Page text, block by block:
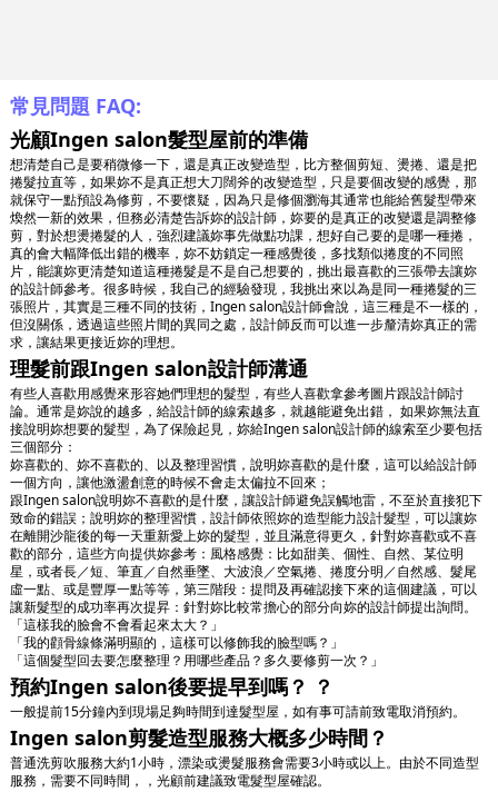
常見問題 FAQ:
光顧Ingen salon髮型屋前的準備
想清楚自己是要稍微修一下，還是真正改變造型，比方整個剪短、燙捲、還是把
捲髮拉直等，如果妳不是真正想大刀闊斧的改變造型，只是要個改變的感覺，那
就保守一點預設為修剪，不要懷疑，因為只是修個瀏海其通常也能給舊髮型帶來
煥然一新的效果，但務必清楚告訴妳的設計師，妳要的是真正的改變還是調整修
剪，對於想燙捲髮的人，強烈建議妳事先做點功課，想好自己要的是哪一種捲，
真的會大幅降低出錯的機率，妳不妨鎖定一種感覺後，多找類似捲度的不同照
片，能讓妳更清楚知道這種捲髮是不是自己想要的，挑出最喜歡的三張帶去讓妳
的設計師參考。很多時候，我自己的經驗發現，我挑出來以為是同一種捲髮的三
張照片，其實是三種不同的技術，Ingen salon設計師會說，這三種是不一樣的，
但沒關係，透過這些照片間的異同之處，設計師反而可以進一步釐清妳真正的需
求，讓結果更接近妳的理想。
理髮前跟Ingen salon設計師溝通
有些人喜歡用感覺來形容她們理想的髮型，有些人喜歡拿參考圖片跟設計師討
論。通常是妳說的越多，給設計師的線索越多，就越能避免出錯， 如果妳無法直
接說明妳想要的髮型，為了保險起見，妳給Ingen salon設計師的線索至少要包括
三個部分：
妳喜歡的、妳不喜歡的、以及整理習慣，說明妳喜歡的是什麼，這可以給設計師
一個方向，讓他激盪創意的時候不會走太偏拉不回來；
跟Ingen salon說明妳不喜歡的是什麼，讓設計師避免誤觸地雷，不至於直接犯下
致命的錯誤；說明妳的整理習慣，設計師依照妳的造型能力設計髮型，可以讓妳
在離開沙龍後的每一天重新愛上妳的髮型，並且滿意得更久，針對妳喜歡或不喜
歡的部分，這些方向提供妳參考：風格感覺：比如甜美、個性、自然、某位明
星，或者長／短、筆直／自然垂墜、大波浪／空氣捲、捲度分明／自然感、髮尾
虛一點、或是豐厚一點等等，第三階段：提問及再確認接下來的這個建議，可以
讓新髮型的成功率再次提昇：針對妳比較常擔心的部分向妳的設計師提出詢問。
「這樣我的臉會不會看起來太大？」
「我的顴骨線條滿明顯的，這樣可以修飾我的臉型嗎？」
「這個髮型回去要怎麼整理？用哪些產品？多久要修剪一次？」
預約Ingen salon後要提早到嗎？ ？
一般提前15分鐘內到現場足夠時間到達髮型屋，如有事可請前致電取消預約。
Ingen salon剪髮造型服務大概多少時間？
普通洗剪吹服務大約1小時，漂染或燙髮服務會需要3小時或以上。由於不同造型
服務，需要不同時間，，光顧前建議致電髮型屋確認。